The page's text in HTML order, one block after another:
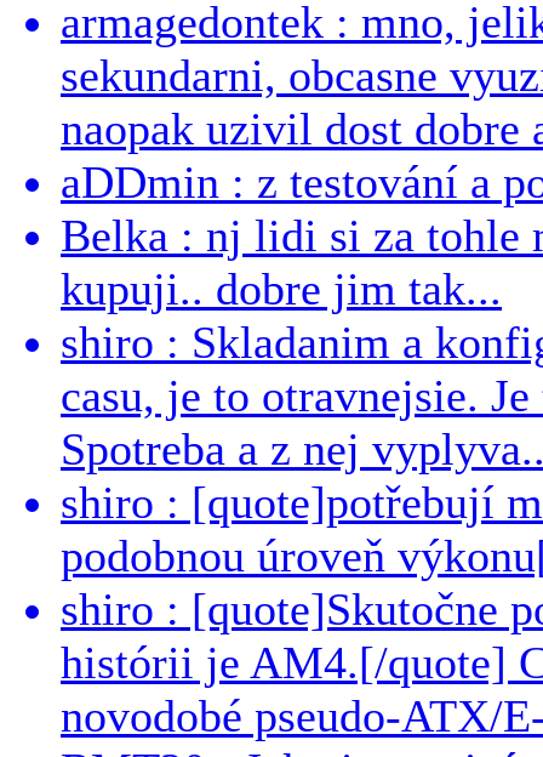
armagedontek : mno,
sekundarni, obcasne
naopak uzivil dost dobre
aDDmin : z testování a
Belka : nj lidi si za tohle
kupuji.. dobre jim tak...
shiro : Skladanim a
casu, je to otravnejsie.
Spotreba a z nej
shiro : [quote]potřebují
podobnou úroveň
shiro : [quote]Skutočne
histórii je AM4.[/quote]
novodobé pseudo-ATX/